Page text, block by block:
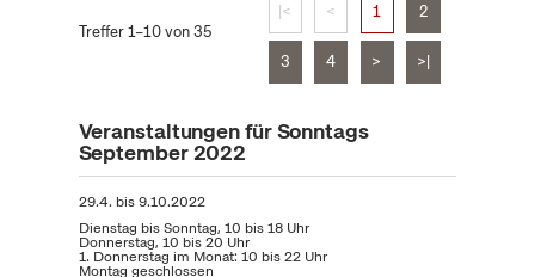
Treffer 1–10 von 35
|< < 1 2
3 4 > >|
Veranstaltungen für Sonntags
September 2022
29.4. bis9.10.2022
Dienstag bis Sonntag, 10 bis 18 Uhr
Donnerstag, 10 bis 20 Uhr
1. Donnerstag im Monat: 10 bis 22 Uhr
Montag geschlossen